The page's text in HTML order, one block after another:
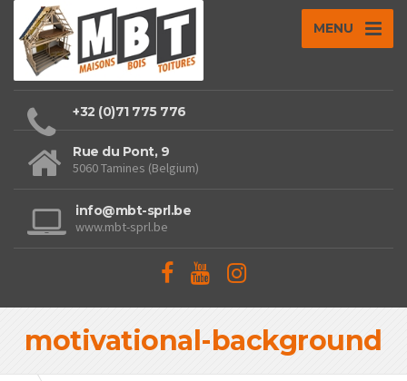
MENU
+32 (0)71 775 776
Rue du Pont, 9
5060 Tamines (Belgium)
info@mbt-sprl.be
www.mbt-sprl.be
motivational-background